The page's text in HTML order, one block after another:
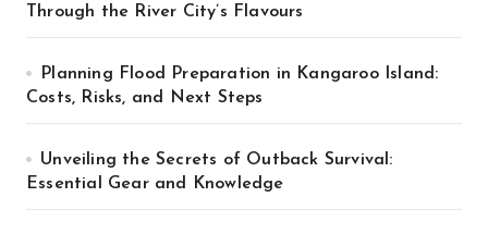
Through the River City’s Flavours
Planning Flood Preparation in Kangaroo Island:
Costs, Risks, and Next Steps
Unveiling the Secrets of Outback Survival:
Essential Gear and Knowledge